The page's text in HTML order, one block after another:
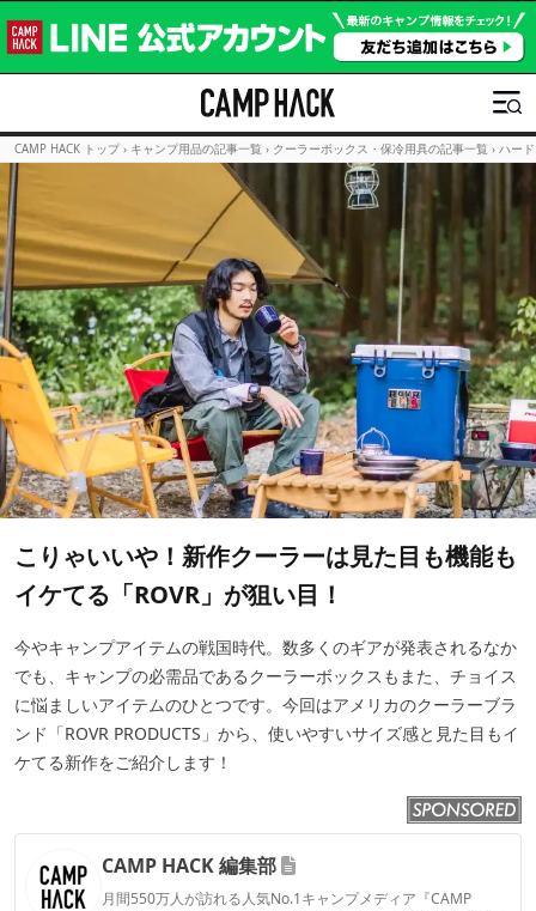
CAMP HACK トップ › キャンプ用品の記事一覧 › クーラーボックス・保冷用具の記事一覧 › ハー
こりゃいいや！新作クーラーは見た目も機能も
イケてる「ROVR」が狙い目！
今やキャンプアイテムの戦国時代。数多くのギアが発表されるなか
でも、キャンプの必需品であるクーラーボックスもまた、チョイス
に悩ましいアイテムのひとつです。今回はアメリカのクーラーブラ
ンド「ROVR PRODUCTS」から、使いやすいサイズ感と見た目もイ
ケてる新作をご紹介します！
CAMP HACK 編集部
月間550万人が訪れる人気No.1キャンプメディア『CAMP